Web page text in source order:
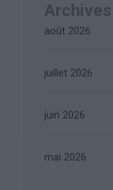
Archives
août 2026
juillet 2026
juin 2026
mai 2026